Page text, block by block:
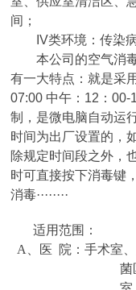
间；
IV类环境：传染
本公司的空气消
有一大特点：就是采
07:00 中午： 12 ：00-
制，是微电脑自动运
时间为出厂设置的，
除规定时间段之外，
时可直接按下消毒键
消毒········
适用范围：
A
、医
院：手术室
菌